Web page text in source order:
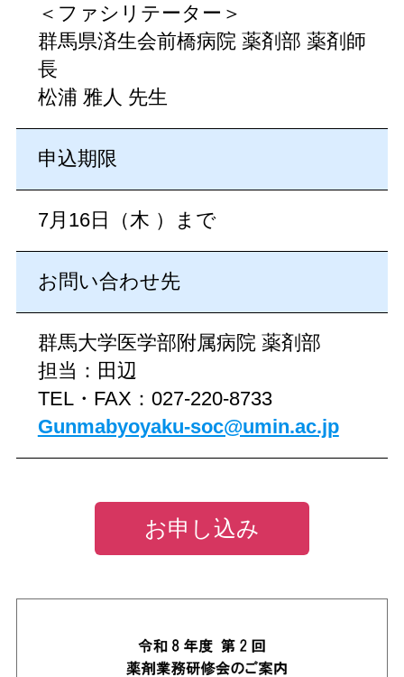
＜ファシリテーター＞
群馬県済生会前橋病院 薬剤部 薬剤師
長
松浦 雅人 先生
申込期限
7月16日（木 ）まで
お問い合わせ先
群馬大学医学部附属病院 薬剤部
担当：田辺
TEL・FAX：027-220-8733
Gunmabyoyaku-soc@umin.ac.jp
お申し込み